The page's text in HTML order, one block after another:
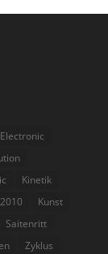
Electronic
Kinetik
Kunst
Saitenritt
Zyklus